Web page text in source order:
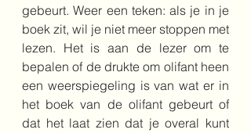
gebeurt. Weer een teken: als je in je
boek zit, wil je niet meer stoppen met
lezen. Het is aan de lezer om te
bepalen of de drukte om olifant heen
een weerspiegeling is van wat er in
het boek van de olifant gebeurt of
dat het laat zien dat je overal kunt